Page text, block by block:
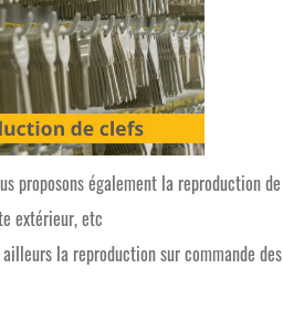
proposons également la reproduction de
extérieur, etc
ailleurs la reproduction sur commande des